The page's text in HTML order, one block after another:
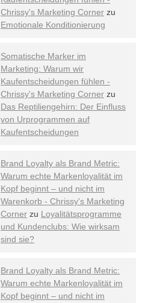
Chrissy's Marketing Corner zu
Emotionale Konditionierung
Somatische Marker im
Marketing: Warum wir
Kaufentscheidungen fühlen -
Chrissy's Marketing Corner zu
Das Reptiliengehirn: Der Einfluss
von Urprogrammen auf
Kaufentscheidungen
Brand Loyalty als Brand Metric:
Warum echte Markenloyalität im
Kopf beginnt – und nicht im
Warenkorb - Chrissy's Marketing
Corner zu Loyalitätsprogramme
und Kundenclubs: Wie wirksam
sind sie?
Brand Loyalty als Brand Metric:
Warum echte Markenloyalität im
Kopf beginnt – und nicht im